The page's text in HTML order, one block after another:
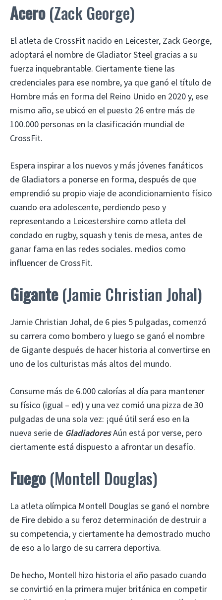
Acero(Zack George)
El atleta de CrossFit nacido en Leicester, Zack George,
adoptará el nombre de Gladiator Steel gracias a su
fuerza inquebrantable. Ciertamente tiene las
credenciales para ese nombre, ya que ganó el título de
Hombre más en forma del Reino Unido en 2020 y, ese
mismo año, se ubicó en el puesto 26 entre más de
100.000 personas en la clasificación mundial de
CrossFit.
Espera inspirar a los nuevos y más jóvenes fanáticos
de Gladiators a ponerse en forma, después de que
emprendió su propio viaje de acondicionamiento físico
cuando era adolescente, perdiendo peso y
representando a Leicestershire como atleta del
condado en rugby, squash y tenis de mesa, antes de
ganar fama en las redes sociales. medios como
influencer de CrossFit.
Gigante(Jamie Christian Johal)
Jamie Christian Johal, de 6 pies 5 pulgadas, comenzó
su carrera como bombero y luego se ganó el nombre
de Gigante después de hacer historia al convertirse en
uno de los culturistas más altos del mundo.
Consume más de 6.000 calorías al día para mantener
su físico (igual – ed) y una vez comió una pizza de 30
pulgadas de una sola vez: ¡qué útil será eso en la
nueva serie de GladiadoresAún está por verse, pero
ciertamente está dispuesto a afrontar un desafío.
Fuego(Montell Douglas)
La atleta olímpica Montell Douglas se ganó el nombre
de Fire debido a su feroz determinación de destruir a
su competencia, y ciertamente ha demostrado mucho
de eso a lo largo de su carrera deportiva.
De hecho, Montell hizo historia el año pasado cuando
se convirtió en la primera mujer británica en competir